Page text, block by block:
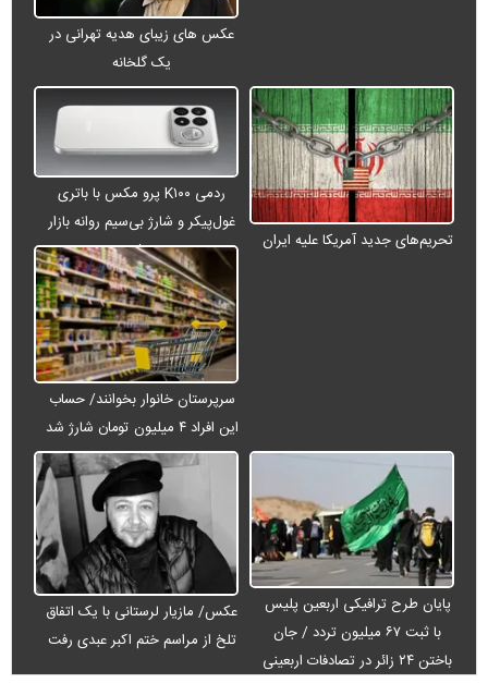
عکس های زیبای هدیه تهرانی در
یک گلخانه
تحریم‌های جدید آمریکا علیه ایران
ردمی K۱۰۰ پرو مکس با باتری
غول‌پیکر و شارژ بی‌سیم روانه بازار
می‌شود
سرپرستان خانوار بخوانند/ حساب
این افراد ۴ میلیون تومان شارژ شد
پایان طرح ترافیکی اربعین پلیس
با ثبت ۶۷ میلیون تردد / جان
باختن ۲۴ زائر در تصادفات اربعینی
عکس/ مازیار لرستانی با یک اتفاق
تلخ از مراسم ختم اکبر عبدی رفت